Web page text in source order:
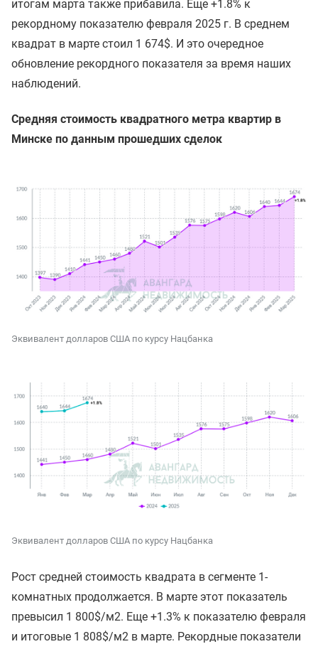
итогам марта также прибавила. Еще +1.8% к
рекордному показателю февраля 2025 г. В среднем
квадрат в марте стоил 1 674$. И это очередное
обновление рекордного показателя за время наших
наблюдений.
Средняя стоимость квадратного метра квартир в
Минске по данным прошедших сделок
Эквивалент долларов США по курсу Нацбанка
Эквивалент долларов США по курсу Нацбанка
Рост средней стоимость квадрата в сегменте 1-
комнатных продолжается. В марте этот показатель
превысил 1 800$/м2. Еще +1.3% к показателю февраля
и итоговые 1 808$/м2 в марте. Рекордные показатели